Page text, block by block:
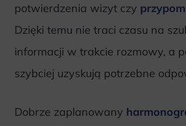
potwierdzenia wizyt czy
Dzięki temu nie traci czasu na
informacji w trakcie rozmowy, a
szybciej uzyskują potrzebne
Dobrze zaplanowany